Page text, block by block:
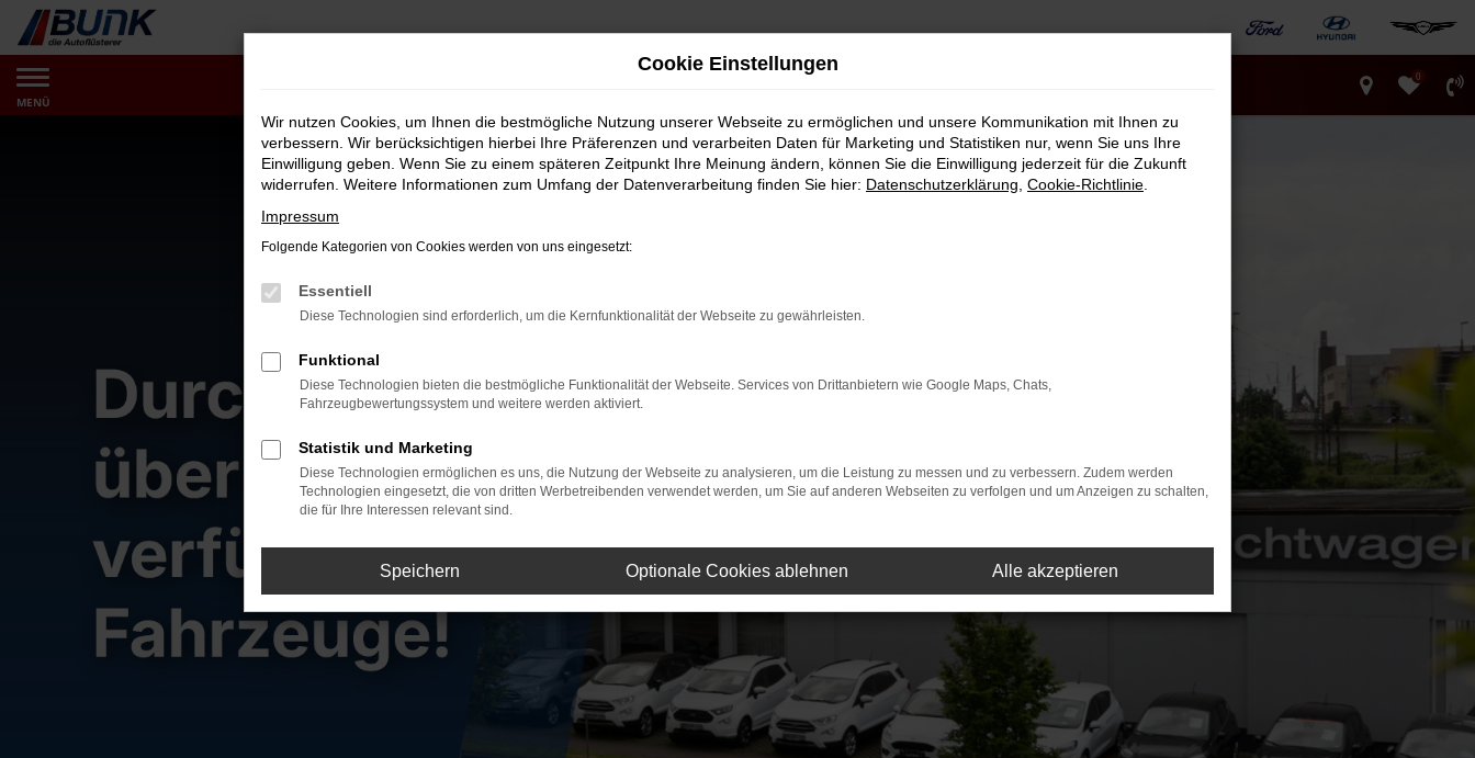
Zum
Hauptinhalt
springen
MENÜ
0
Cookie Einstellungen
Wir nutzen Cookies, um Ihnen die bestmögliche Nutzung unserer Webseite zu ermöglichen und unsere Kommunikation mit Ihnen zu
verbessern. Wir berücksichtigen hierbei Ihre Präferenzen und verarbeiten Daten für Marketing und Statistiken nur, wenn Sie uns Ihre
Einwilligung geben. Wenn Sie zu einem späteren Zeitpunkt Ihre Meinung ändern, können Sie die Einwilligung jederzeit für die Zukunft
widerrufen. Weitere Informationen zum Umfang der Datenverarbeitung finden Sie hier: Datenschutzerklärung Cookie-Richtlinie
Impressum
Folgende Kategorien von Cookies werden von uns eingesetzt:
Essentiell
Diese Technologien sind erforderlich, um die Kernfunktionalität der Webseite zu gewährleisten.
Funktional
Diese Technologien bieten die bestmögliche Funktionalität der Webseite. Services von Drittanbietern wie Google Maps, Chats,
Fahrzeugbewertungssystem und weitere werden aktiviert.
Statistik und Marketing
Diese Technologien ermöglichen es uns, die Nutzung der Webseite zu analysieren, um die Leistung zu messen und zu verbessern. Zudem werden
Technologien eingesetzt, die von dritten Werbetreibenden verwendet werden, um Sie auf anderen Webseiten zu verfolgen und um Anzeigen zu schalten,
die für Ihre Interessen relevant sind.
Speichern Optionale Cookies ablehnen Alle akzeptieren